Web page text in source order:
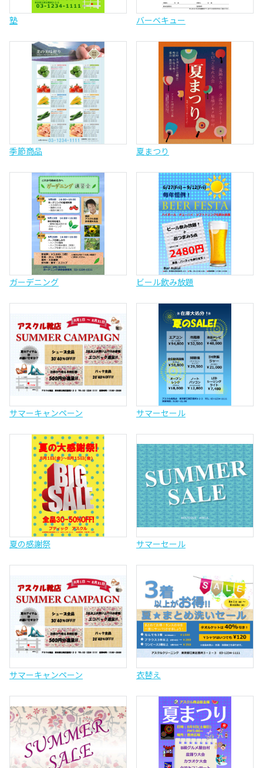
塾 バーベキュー
季節商品 夏まつり
ガーデニング ビール飲み放題
サマーキャンペーン サマーセール
夏の感謝祭 サマーセール
サマーキャンペーン 衣替え